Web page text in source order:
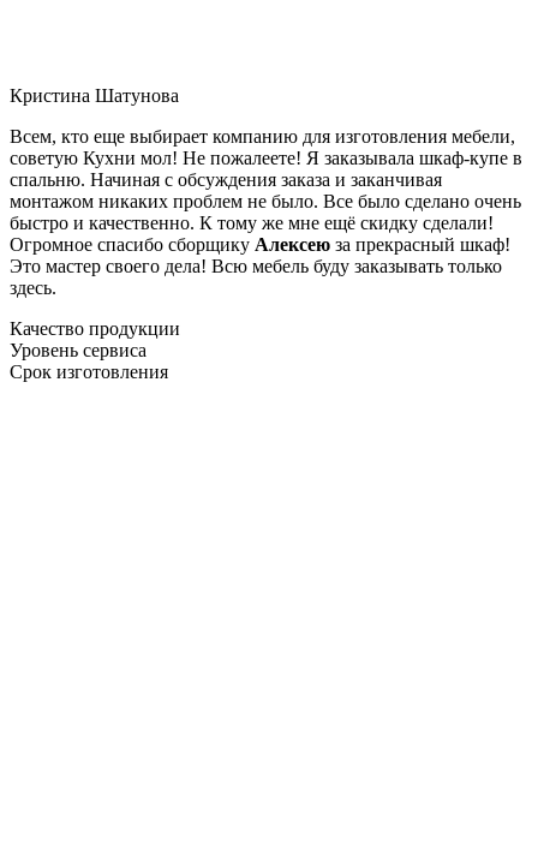
Кристина Шатунова
Всем, кто еще выбирает компанию для изготовления мебели,
советую Кухни мол! Не пожалеете! Я заказывала шкаф-купе в
спальню. Начиная с обсуждения заказа и заканчивая
монтажом никаких проблем не было. Все было сделано очень
быстро и качественно. К тому же мне ещё скидку сделали!
Огромное спасибо сборщику Алексею за прекрасный шкаф!
Это мастер своего дела! Всю мебель буду заказывать только
здесь.
Качество продукции
Уровень сервиса
Срок изготовления